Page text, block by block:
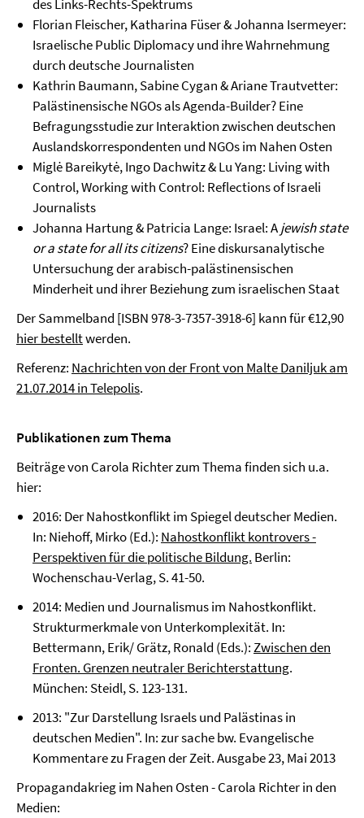
des Links-Rechts-Spektrums
Florian Fleischer, Katharina Füser & Johanna Isermeyer:
Israelische Public Diplomacy und ihre Wahrnehmung
durch deutsche Journalisten
Kathrin Baumann, Sabine Cygan & Ariane Trautvetter:
Palästinensische NGOs als Agenda-Builder? Eine
Befragungsstudie zur Interaktion zwischen deutschen
Auslandskorrespondenten und NGOs im Nahen Osten
Miglė Bareikytė, Ingo Dachwitz & Lu Yang: Living with
Control, Working with Control: Reflections of Israeli
Journalists
Johanna Hartung & Patricia Lange: Israel: Ajewish state
or a state for all its citizens? Eine diskursanalytische
Untersuchung der arabisch-palästinensischen
Minderheit und ihrer Beziehung zum israelischen Staat
Der Sammelband [ISBN 978-3-7357-3918-6] kann für €12,90
hier bestelltwerden.
Referenz: Nachrichten von der Front von Malte Daniljuk am
21.07.2014 in Telepolis.
Publikationen zum Thema
Beiträge von Carola Richter zum Thema finden sich u.a.
hier:
2016: Der Nahostkonflikt im Spiegel deutscher Medien.
In: Niehoff, Mirko (Ed.): Nahostkonflikt kontrovers -
Perspektiven für die politische Bildung. Berlin:
Wochenschau-Verlag, S. 41-50.
2014: Medien und Journalismus im Nahostkonflikt.
Strukturmerkmale von Unterkomplexität. In:
Bettermann, Erik/ Grätz, Ronald (Eds.):Zwischen den
Fronten. Grenzen neutraler Berichterstattung.
München: Steidl, S. 123-131.
2013: "Zur Darstellung Israels und Palästinas in
deutschen Medien". In: zur sache bw. Evangelische
Kommentare zu Fragen der Zeit. Ausgabe 23, Mai 2013
Propagandakrieg im Nahen Osten - Carola Richter in den
Medien: